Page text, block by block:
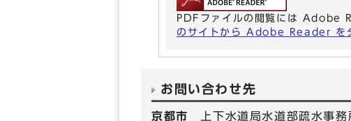
PDFファイルの閲覧には Adobe
のサイトから Adobe Reader を
お問い合わせ先
京都市
上下水道局水道部疏水事務